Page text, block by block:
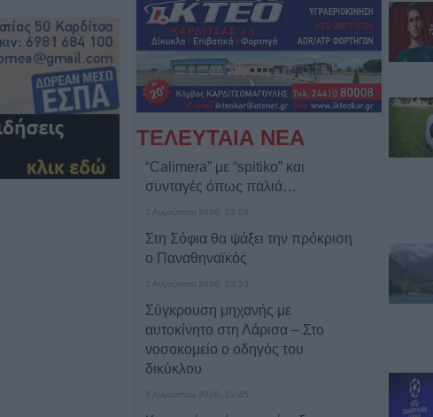
ΤΕΛΕΥΤΑΙΑ ΝΕΑ
“Calimera” με “spitiko” και
συνταγές όπως παλιά…
5 Αυγούστου 2026, 23:58
Στη Σόφια θα ψάξει την πρόκριση
ο Παναθηναϊκός
5 Αυγούστου 2026, 23:33
Σύγκρουση μηχανής με
αυτοκίνητο στη Λάρισα – Στο
νοσοκομείο ο οδηγός του
δικύκλου
5 Αυγούστου 2026, 22:45